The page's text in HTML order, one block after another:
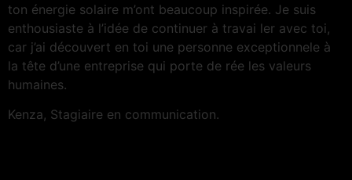
ton énergie solaire m’ont beaucoup inspirée. Je suis
enthousiaste à l’idée de continuer à travai ler avec toi,
car j’ai découvert en toi une personne exceptionnele à
la tête d’une entreprise qui porte de rée les valeurs
humaines.
Kenza, Stagiaire en communication.